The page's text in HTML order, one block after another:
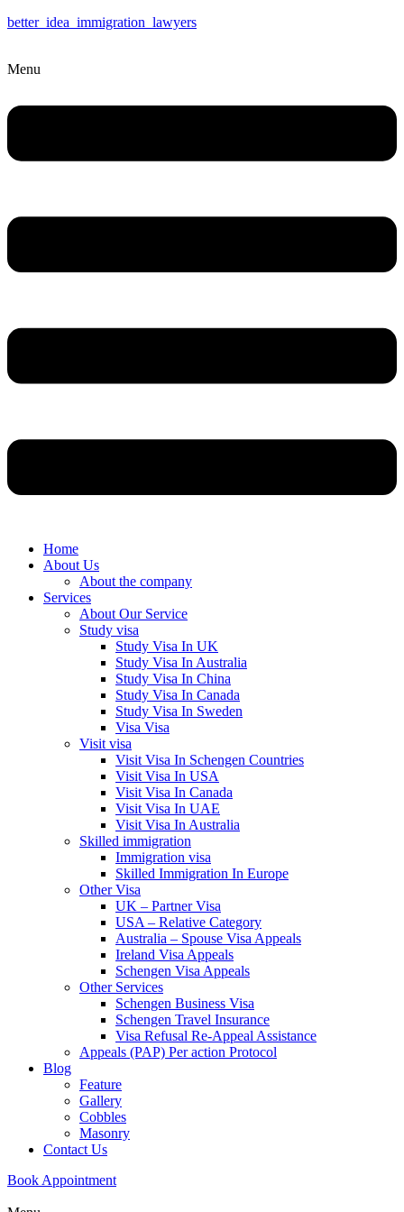
better_idea_immigration_lawyers
Menu
Home
About Us
About the company
Services
About Our Service
Study visa
Study Visa In UK
Study Visa In Australia
Study Visa In China
Study Visa In Canada
Study Visa In Sweden
Visa Visa
Visit visa
Visit Visa In Schengen Countries
Visit Visa In USA
Visit Visa In Canada
Visit Visa In UAE
Visit Visa In Australia
Skilled immigration
Immigration visa
Skilled Immigration In Europe
Other Visa
UK – Partner Visa
USA – Relative Category
Australia – Spouse Visa Appeals
Ireland Visa Appeals
Schengen Visa Appeals
Other Services
Schengen Business Visa
Schengen Travel Insurance
Visa Refusal Re-Appeal Assistance
Appeals (PAP) Per action Protocol
Blog
Feature
Gallery
Cobbles
Masonry
Contact Us
Book Appointment